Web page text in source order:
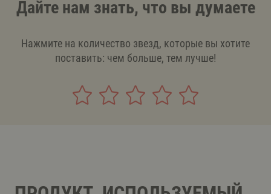
Дайте нам знать, что вы думаете
Нажмите на количество звезд, которые вы хотите
поставить: чем больше, тем лучше!